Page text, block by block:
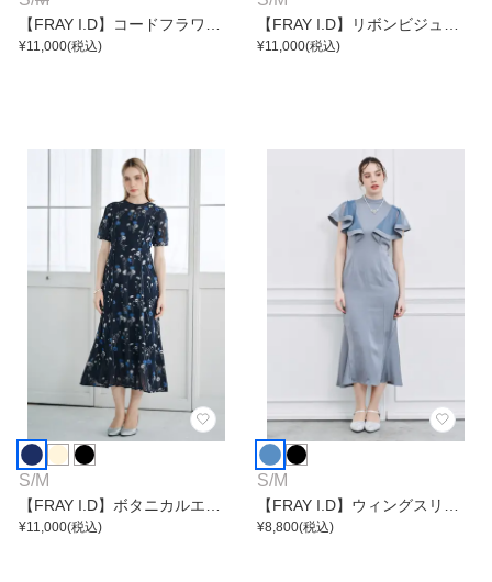
【FRAY I.D】コードフラワー
レースワンピース
¥11,000(税込)
【FRAY I.D】リボンビジュー
ワンピース
¥11,000(税込)
S/M
【FRAY I.D】ボタニカルエン
ブロイダリーワンピース
¥11,000(税込)
S/M
【FRAY I.D】ウィングスリー
ブワンピース
¥8,800(税込)